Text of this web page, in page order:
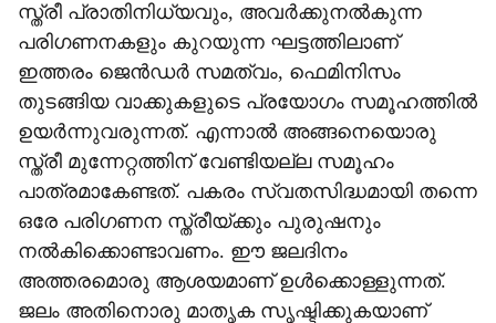
സ്ത്രീ പ്രാതിനിധ്യവും, അവര്‍ക്കുനല്‍കുന്ന
പരിഗണനകളും കുറയുന്ന ഘട്ടത്തിലാണ്
ഇത്തരം ജെന്‍ഡര്‍ സമത്വം, ഫെമിനിസം
തുടങ്ങിയ വാക്കുകളുടെ പ്രയോഗം സമൂഹത്തില്‍
ഉയര്‍ന്നുവരുന്നത്. എന്നാല്‍ അങ്ങനെയൊരു
സ്ത്രീ മുന്നേറ്റത്തിന് വേണ്ടിയല്ല സമൂഹം
പാത്രമാകേണ്ടത്. പകരം സ്വതസിദ്ധമായി തന്നെ
ഒരേ പരിഗണന സ്ത്രീയ്ക്കും പുരുഷനും
നല്‍കിക്കൊണ്ടാവണം. ഈ ജലദിനം
അത്തരമൊരു ആശയമാണ് ഉള്‍ക്കൊള്ളുന്നത്.
ജലം അതിനൊരു മാതൃക സൃഷ്ടിക്കുകയാണ്